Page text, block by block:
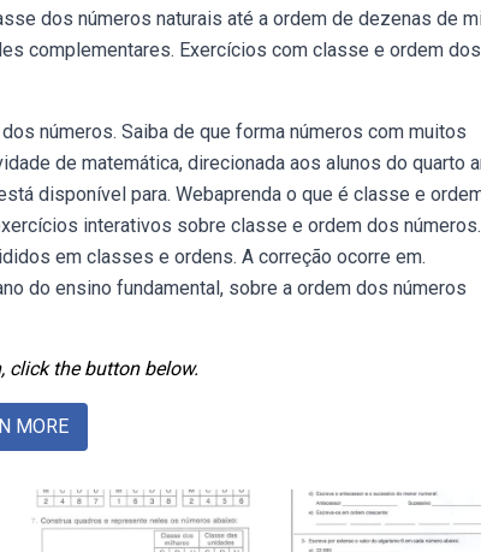
dos números naturais até a ordem de dezenas de
complementares. Exercícios com classe e ordem dos
números. Saiba de que forma números com muitos
de matemática, direcionada aos alunos do quarto
disponível para. Webaprenda o que é classe e
interativos sobre classe e ordem dos
em classes e ordens. A correção ocorre em.
do ensino fundamental, sobre a ordem dos números
click the button below.
MORE